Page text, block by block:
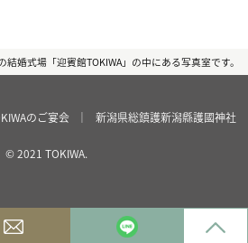
婚式場「迎賓館TOKIWA」の中にある写真室です。
のご宴会 ｜ 新潟県総鎮護新潟縣護國神社
© 2021 TOKIWA.